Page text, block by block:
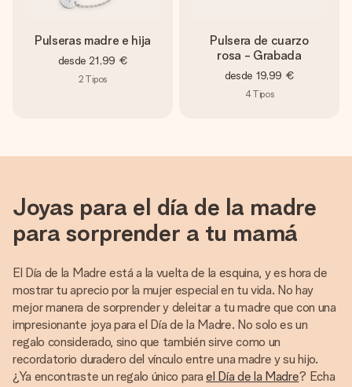
Pulseras madre e hija
desde 21,99 €
2 Tipos
Pulsera de cuarzo
rosa - Grabada
desde 19,99 €
4Tipos
Joyas para el día de la madre
para sorprender a tu mamá
El Día de la Madre está a la vuelta de la esquina, y es hora de
mostrar tu aprecio por la mujer especial en tu vida. No hay
mejor manera de sorprender y deleitar a tu madre que con una
impresionante joya para el Día de la Madre. No solo es un
regalo considerado, sino que también sirve como un
recordatorio duradero del vínculo entre una madre y su hijo.
¿Ya encontraste un regalo único parael Día de la Madre? Echa